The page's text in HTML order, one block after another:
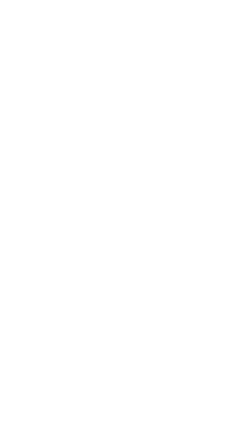
para hombre